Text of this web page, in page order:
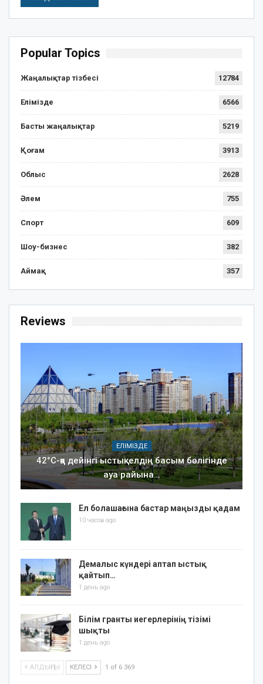
Popular Topics
Жаңалықтар тізбесі 12784
Елімізде 6566
Басты жаңалықтар 5219
Қоғам 3913
Облыс 2628
Әлем 755
Спорт 609
Шоу-бизнес 382
Аймақ 357
Reviews
ЕЛІМІЗДЕ
42°C-қа дейінгі ыстық: елдің басым бөлігінде
ауа райына…
Ел болашағына бастар маңызды қадам
10 часов ago
Демалыс күндері аптап ыстық
қайтып…
1 день ago
Білім гранты иегерлерінің тізімі
шықты
1 день ago
АЛДЫҢҒЫ КЕЛЕСІ 1 of 6 369